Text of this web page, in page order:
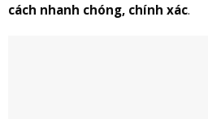
cách nhanh chóng, chính xác.